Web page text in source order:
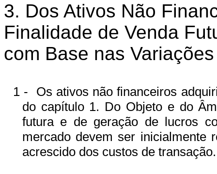
3. Dos Ativos Não
Finalidade de Venda
com Base nas
1 -
Os ativos não financeiros
do capítulo 1. Do Objeto e do
futura e de geração de lucros
mercado devem ser inicialmente
acrescido dos custos de transação.